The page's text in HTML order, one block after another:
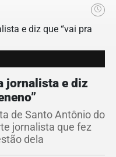
jornalista e diz
de Santo Antônio do
jornalista que fez
dela